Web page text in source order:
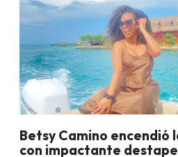
Betsy Camino encendió
con impactante